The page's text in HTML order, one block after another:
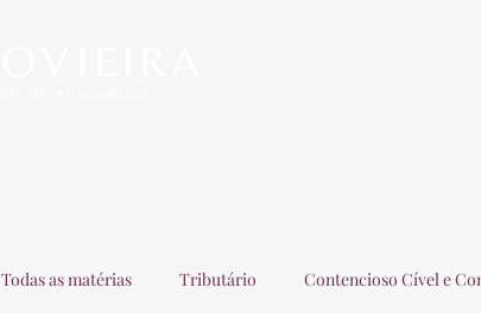
Todas as matérias Tributário Contencioso Cível e